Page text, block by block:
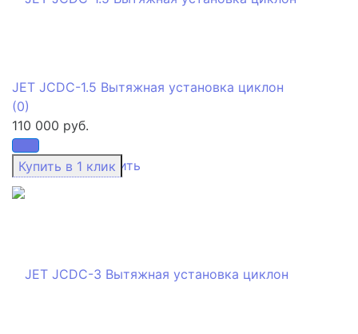
избранное сравнить
JET JCDC-1.5 Вытяжная установка циклон
(0)
110 000 руб.